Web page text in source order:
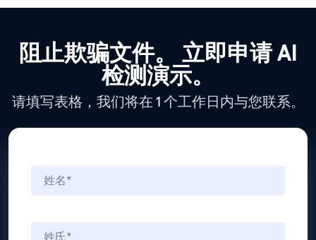
阻止欺骗文件。
立即申请 AI
检测演示。
请填写表格，我们将在 1 个工作日内与您联系。